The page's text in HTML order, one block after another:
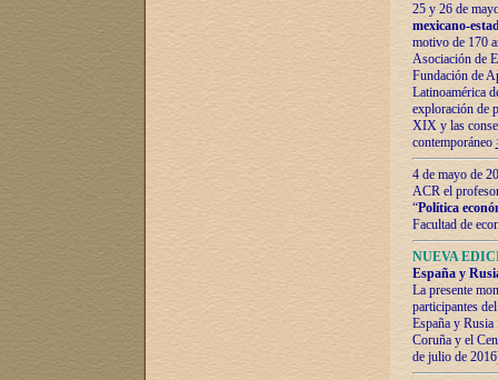
25 y 26 de
mexicano-
motivo de 170
Asociación de
Fundación de
Latinoamérica
exploración de
XIX y las
contemporáneo
4 de mayo de
ACR el
“Política
Facultad de
NUEVA
España y
La presente
participantes
España y
Coruña y el
de julio de